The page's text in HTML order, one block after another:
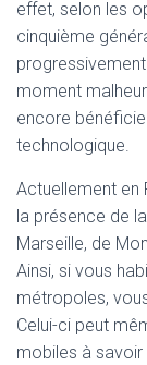
effet, selon les
cinquième
moment
encore
technologique.
Actuellement en
la présence de
Marseille, de
Ainsi, si vous
métropoles,
Celui-ci peut
mobiles à savoir